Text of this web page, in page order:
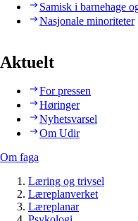
Samisk i barnehage
Nasjonale minoriteter
Aktuelt
For pressen
Høringer
Nyhetsvarsel
Om Udir
Om faga
Læring og trivsel
Læreplanverket
Læreplanar